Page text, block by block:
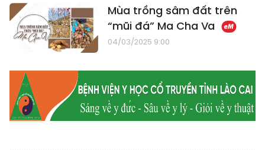
Mùa trồng sâm đất trên
“mũi đá” Ma Cha Va
04/03/2025 9:00